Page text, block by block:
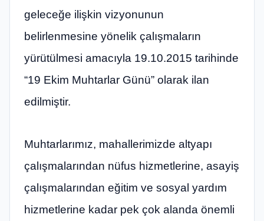
geleceğe ilişkin vizyonunun
belirlenmesine yönelik çalışmaların
yürütülmesi amacıyla 19.10.2015 tarihinde
“19 Ekim Muhtarlar Günü” olarak ilan
edilmiştir.
Muhtarlarımız, mahallerimizde altyapı
çalışmalarından nüfus hizmetlerine, asayiş
çalışmalarından eğitim ve sosyal yardım
hizmetlerine kadar pek çok alanda önemli